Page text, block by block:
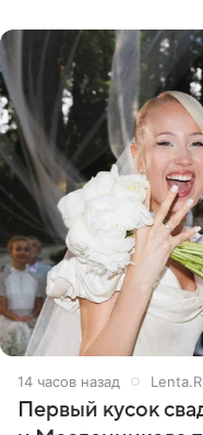
14 часов назад
Первый кусок